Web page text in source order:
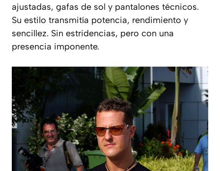
ajustadas, gafas de sol y pantalones técnicos.
Su estilo transmitía potencia, rendimiento y
sencillez. Sin estridencias, pero con una
presencia imponente.